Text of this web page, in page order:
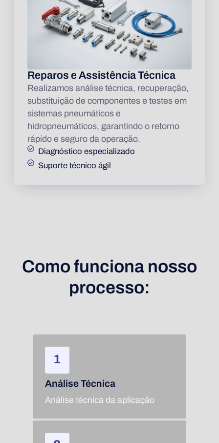
Reparos e Assistência Técnica
Realizamos análise técnica, recuperação,
substituição de componentes e testes em
sistemas pneumáticos e
hidropneumáticos, garantindo o retorno
rápido e seguro da operação.
Diagnóstico especializado
Suporte técnico ágil
Como funciona nosso
processo:
Análise Técnica
Análise técnica da aplicação